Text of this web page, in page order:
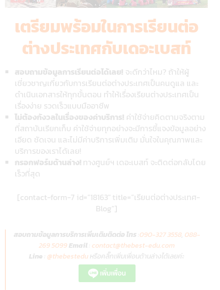
เตรียมพร้อมในการเรียนต่อ
ต่างประเทศกับเดอะเบสท์
สอบถามข้อมูลการเรียนต่อได้เลย! จะดีกว่าไหม? ถ้าให้ผู้
เชี่ยวชาญเกี่ยวกับการเรียนต่อต่างประเทศเป็นคนดูแล และ
ดำเนินเอกสารให้ทุกขั้นตอน ทำให้เรื่องเรียนต่างประเทศเป็น
เรื่องง่าย รวดเร็วแบบมืออาชีพ
ไม่ต้องกังวลในเรื่องของค่าบริการ! ค่าใช้จ่ายคิดตามจริงตาม
ที่สถาบันเรียกเก็บ ค่าใช้จ่ายทุกอย่างจะมีการชี้แจงข้อมูลอย่าง
เอียด ชัดเจน และไม่มีค่าบริการเพิ่มเติม มั่นใจในคุณภาพและ
บริการของเราได้เลย!
กรอกฟอร์มด้านล่าง! ทางศูนย์ฯ เดอะเบสท์ จะติดต่อกลับโดย
เร็วที่สุด
[contact-form-7 id=”18163″ title=”เรียนต่อต่างประเทศ-
Blog”]
สอบถามข้อมูลการบริการเพิ่มเติมติดต่อ โทร:090-327 3558, 088-
269 5099Email:contact@thebest-edu.com
Line:@thebesteduหรือคลิ๊กเพิ่มเพื่อนด้านล่างได้เลยค่ะ